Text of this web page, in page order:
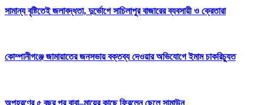
সামান্য বৃষ্টিতেই জলাবদ্ধতা, দুর্ভোগে সাচিলাপুর বাজারের ব্যবসায়ী ও ক্রেতারা
কোম্পানীগঞ্জে জামায়াতের জনসভায় বক্তব্য দেওয়ার অভিযোগে ইমাম চাকরিচ্যুত
অপহরণের ৫ বছর পর বাবা–মায়ের কাছে ফিরলেন ছেলে সামাউন